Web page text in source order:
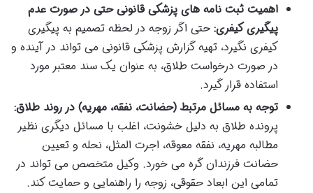
اهمیت ثبت نامه های پزشکی قانونی حتی در صورت عدم
پیگیری کیفری: حتی اگر زوجه در لحظه تصمیم به پیگیری
کیفری نگیرد، تهیه گزارش پزشکی قانونی می تواند در آینده و
در صورت درخواست طلاق، به عنوان یک سند معتبر مورد
استفاده قرار گیرد.
توجه به مسائل مرتبط (حضانت، نفقه، مهریه) در روند طلاق:
پرونده طلاق به دلیل خشونت، اغلب با مسائل دیگری نظیر
مطالبه مهریه، نفقه معوقه، اجرت المثل، نحله و تعیین
حضانت فرزندان گره می خورد. وکیل متخصص می تواند در
تمامی این ابعاد حقوقی، زوجه را راهنمایی و حمایت کند.